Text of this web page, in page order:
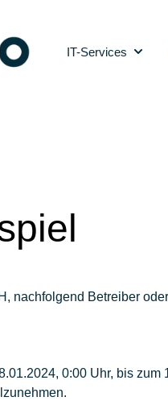
IT-Services
Show
nachfolgend Betreiber
0:00 Uhr, bis